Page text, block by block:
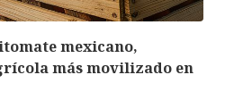
mexicano,
más movilizado en